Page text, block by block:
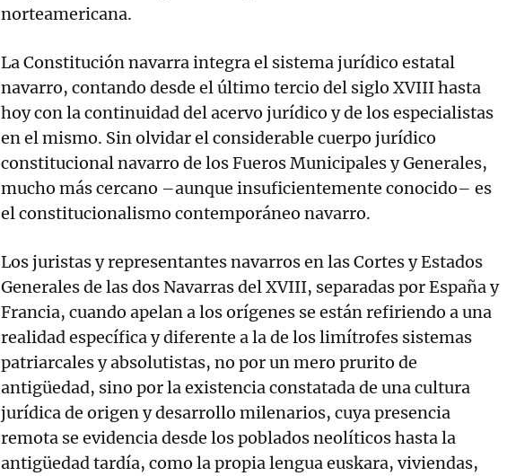
norteamericana.
La Constitución navarra integra el sistema jurídico estatal
navarro, contando desde el último tercio del siglo XVIII hasta
hoy con la continuidad del acervo jurídico y de los especialistas
en el mismo. Sin olvidar el considerable cuerpo jurídico
constitucional navarro de los Fueros Municipales y Generales,
mucho más cercano –aunque insuficientemente conocido– es
el constitucionalismo contemporáneo navarro.
Los juristas y representantes navarros en las Cortes y Estados
Generales de las dos Navarras del XVIII, separadas por España y
Francia, cuando apelan a los orígenes se están refiriendo a una
realidad específica y diferente a la de los limítrofes sistemas
patriarcales y absolutistas, no por un mero prurito de
antigüedad, sino por la existencia constatada de una cultura
jurídica de origen y desarrollo milenarios, cuya presencia
remota se evidencia desde los poblados neolíticos hasta la
antigüedad tardía, como la propia lengua euskara, viviendas,